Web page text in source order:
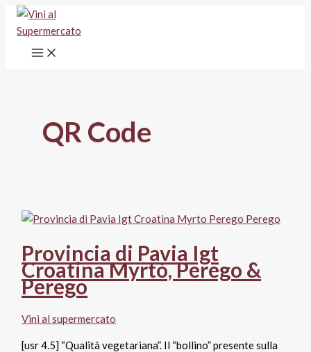
Vai
contenuto
QR Code
Provincia di Pavia Igt
Croatina Myrtò, Perego &
Perego
Vini al supermercato
[usr 4.5] “Qualità vegetariana”. Il “bollino” presente sulla